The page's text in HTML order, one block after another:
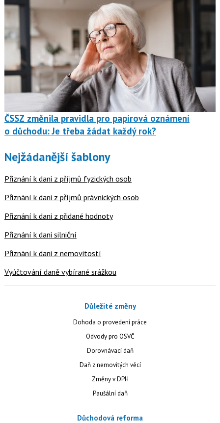
ČSSZ změnila pravidla pro papírová oznámení
o důchodu: Je třeba žádat každý rok?
Nejžádanější šablony
Přiznání k dani z příjmů fyzických osob
Přiznání k dani z příjmů právnických osob
Přiznání k dani z přidané hodnoty
Přiznání k dani silniční
Přiznání k dani z nemovitostí
Vyúčtování daně vybírané srážkou
Důležité změny
Dohoda o provedení práce
Odvody pro OSVČ
Dorovnávací daň
Daň z nemovitých věcí
Změny v DPH
Paušální daň
Důchodová reforma